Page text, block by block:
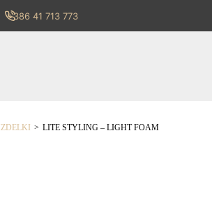
+386 41 713 773
IZDELKI > LITE STYLING – LIGHT FOAM